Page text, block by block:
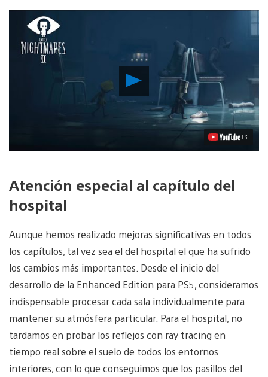
Reproducir
vídeo
Atención especial al capítulo del
hospital
Aunque hemos realizado mejoras significativas en todos
los capítulos, tal vez sea el del hospital el que ha sufrido
los cambios más importantes. Desde el inicio del
desarrollo de la Enhanced Edition para PS5, consideramos
indispensable procesar cada sala individualmente para
mantener su atmósfera particular. Para el hospital, no
tardamos en probar los reflejos con ray tracing en
tiempo real sobre el suelo de todos los entornos
interiores, con lo que conseguimos que los pasillos del